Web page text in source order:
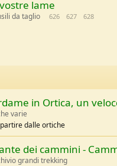
lame
da taglio 626 627 628
in Ortica, un
varie
dalle ortiche
dei cammini -
grandi trekking